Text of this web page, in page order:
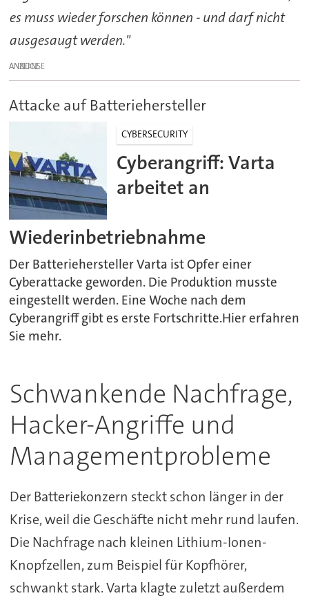
es muss wieder forschen können - und darf nicht
ausgesaugt werden."
ANZEIGE
Attacke auf Batteriehersteller
CYBERSECURITY
Cyberangriff: Varta
arbeitet an
Wiederinbetriebnahme
Der Batteriehersteller Varta ist Opfer einer
Cyberattacke geworden. Die Produktion musste
eingestellt werden. Eine Woche nach dem
Cyberangriff gibt es erste Fortschritte.Hier erfahren
Sie mehr.
Schwankende Nachfrage,
Hacker-Angriffe und
Managementprobleme
Der Batteriekonzern steckt schon länger in der
Krise, weil die Geschäfte nicht mehr rund laufen.
Die Nachfrage nach kleinen Lithium-Ionen-
Knopfzellen, zum Beispiel für Kopfhörer,
schwankt stark.Varta klagte zuletzt außerdem